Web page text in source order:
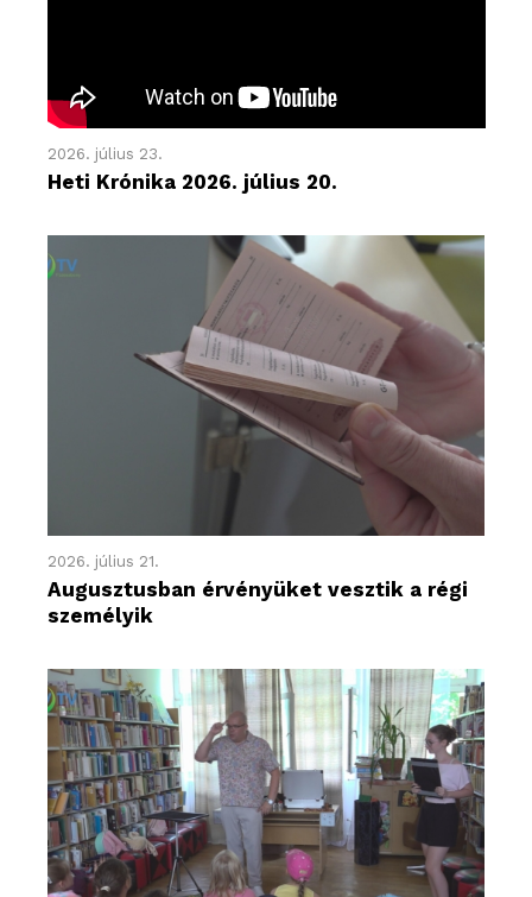
2026. július 23.
Heti Krónika 2026. július 20.
2026. július 21.
Augusztusban érvényüket vesztik a régi
személyik